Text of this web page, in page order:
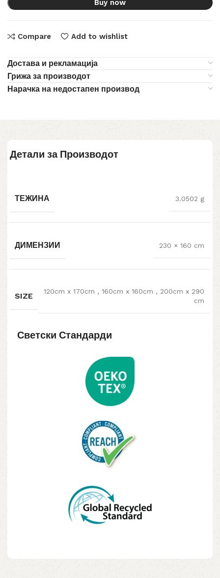
Buy now
Compare Add to wishlist
Достава и рекламација
Грижа за производот
Нарачка на недостапен производ
Детали за Производот
ТЕЖИНА 3.0502 g
ДИМЕНЗИИ 230 × 160 cm
SIZE 120cm x 170cm , 160cm x 160cm , 200cm x 290
cm
Светски Стандарди